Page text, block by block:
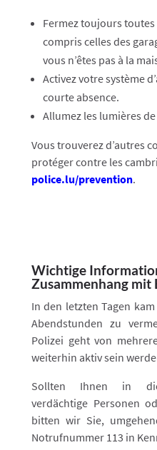
Fermez toujours
compris celles des
vous n’êtes pas à la
Activez votre système
courte absence.
Allumez les lumières
Vous trouverez d’autres
protéger contre les
police.lu/prevention.
Wichtige
Zusammenhang mit
In den letzten Tagen
Abendstunden zu
Polizei geht von
weiterhin aktiv sein
Sollten Ihnen in
verdächtige Personen
bitten wir Sie,
Notrufnummer 113 in